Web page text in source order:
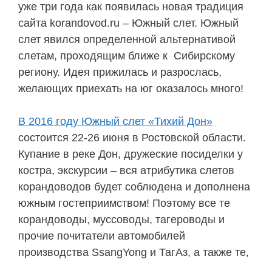
уже три года как появилась новая традиция
сайта korandovod.ru – Южный слет. Южный
слет явился определенной альтернативой
слетам, проходящим ближе к Сибирскому
региону. Идея прижилась и разрослась,
желающих приехать на юг оказалось много!
В 2016 году Южный слет «Тихий Дон»
состоится 22-26 июня в Ростовской области.
Купание в реке Дон, дружеские посиделки у
костра, экскурсии – вся атрибутика слетов
корандоводов будет соблюдена и дополнена
южным гостеприимством! Поэтому все те
корандоводы, муссоводы, тагероводы и
прочие почитатели автомобилей
производства SsangYong и ТагАз, а также те,